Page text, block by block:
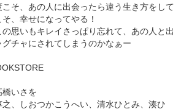
こそ、あの人に出会ったら違う生き方をして
、幸せになってやる！
の思いもキレイさっぱり忘れて、あの人と出
チャにされてしまうのかなぁー
いさを
之、しおつかこうへい、清水ひとみ、湊ひ